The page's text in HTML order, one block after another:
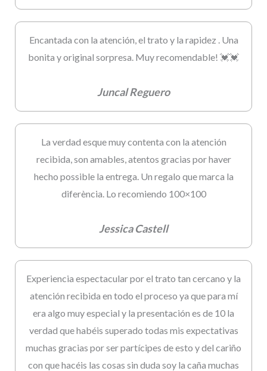
Encantada con la atención, el trato y la rapidez . Una
bonita y original sorpresa. Muy recomendable! 💓💓
Juncal Reguero
La verdad esque muy contenta con la atención
recibida, son amables, atentos gracias por haver
hecho possible la entrega. Un regalo que marca la
diferència. Lo recomiendo 100×100
Jessica Castell
Experiencia espectacular por el trato tan cercano y la
atención recibida en todo el proceso ya que para mí
era algo muy especial y la presentación es de 10 la
verdad que habéis superado todas mis expectativas
muchas gracias por ser partícipes de esto y del cariño
con que hacéis las cosas sin duda soy la caña muchas